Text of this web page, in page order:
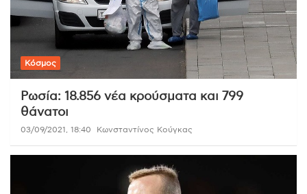
Κόσμος
Ρωσία: 18.856 νέα κρούσματα και 799
θάνατοι
03/09/2021, 18:40 Κωνσταντίνος Κούγκας